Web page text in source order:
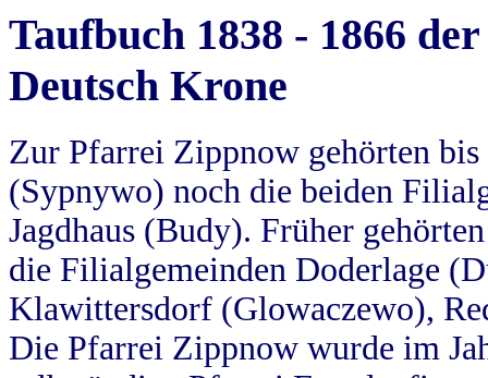
Taufbuch 1838 - 1866
Deutsch Krone
Zur Pfarrei Zippnow gehörten
(Sypnywo) noch die beiden
Jagdhaus (Budy). Früher
die Filialgemeinden Doderlage
Klawittersdorf (Glowaczewo),
Die Pfarrei Zippnow wurde im